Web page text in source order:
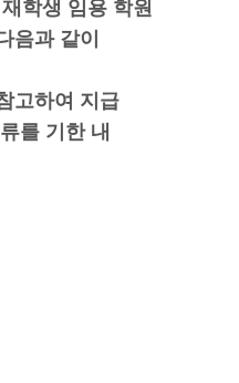
재학생 임용 학원
음과 같이
고하여 지급
를 기한 내